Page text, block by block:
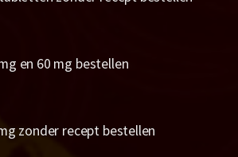
en 60 mg bestellen
zonder recept bestellen